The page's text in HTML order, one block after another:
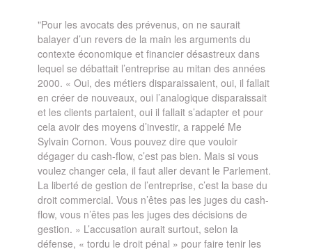
"Pour les avocats des prévenus, on ne saurait
balayer d’un revers de la main les arguments du
contexte économique et financier désastreux dans
lequel se débattait l’entreprise au mitan des années
2000. « Oui, des métiers disparaissaient, oui, il fallait
en créer de nouveaux, oui l’analogique disparaissait
et les clients partaient, oui il fallait s’adapter et pour
cela avoir des moyens d’investir, a rappelé Me
Sylvain Cornon. Vous pouvez dire que vouloir
dégager du cash-flow, c’est pas bien. Mais si vous
voulez changer cela, il faut aller devant le Parlement.
La liberté de gestion de l’entreprise, c’est la base du
droit commercial. Vous n’êtes pas les juges du cash-
flow, vous n’êtes pas les juges des décisions de
gestion. » L’accusation aurait surtout, selon la
défense, « tordu le droit pénal » pour faire tenir les